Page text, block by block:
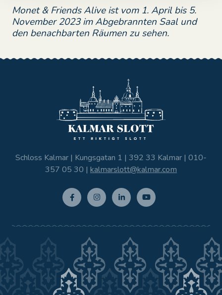
Monet & Friends Alive ist vom 1. April bis 5.
November 2023 im Abgebrannten Saal und
den benachbarten Räumen zu sehen.
Schloss Kalmar | Kungsgatan 1 | 392 33 Kalmar | 010-
357 05 30 | kalmarslott@kalmar.com